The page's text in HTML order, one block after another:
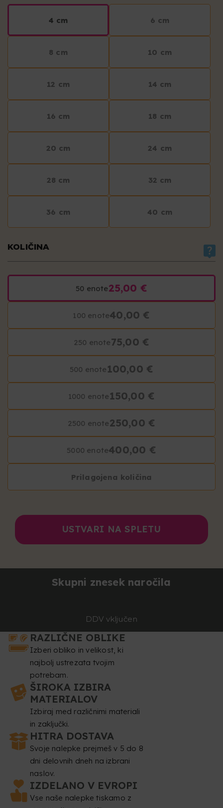
4 cm 6 cm
8 cm 10 cm
12 cm 14 cm
16 cm 18 cm
20 cm 24 cm
28 cm 32 cm
36 cm 40 cm
KOLIČINA
50 enote25,00 €
100 enote40,00 €
250 enote75,00 €
500 enote 100,00 €
1000 enote 150,00 €
2500 enote250,00 €
5000 enote400,00 €
Prilagojena količina
USTVARI NA SPLETU
Skupni znesek naročila
DDV vključen
RAZLIČNE OBLIKE
Izberi obliko in velikost, ki
najbolj ustrezata tvojim
potrebam.
ŠIROKA IZBIRA
MATERIALOV
Izbiraj med različnimi materiali
in zaključki.
HITRA DOSTAVA
Svoje nalepke prejmeš v 5 do 8
dni delovnih dneh na izbrani
naslov.
IZDELANO V EVROPI
Vse naše nalepke tiskamo z